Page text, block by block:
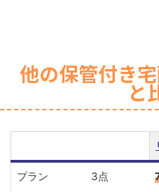
他の保管付き
と
プラン 3点